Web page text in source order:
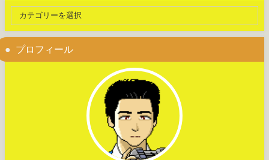
プロフィール